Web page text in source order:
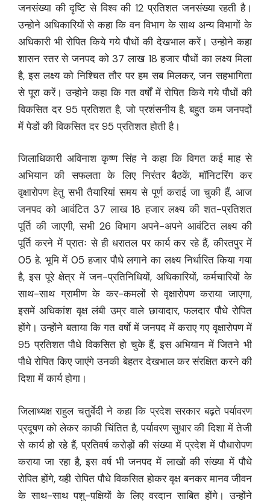
जनसंख्या की दृष्टि से विश्व की 12 प्रतिशत जनसंख्या रहती है।
उन्होने अधिकारियों से कहा कि वन विभाग के साथ अन्य विभागों के
अधिकारी भी रोपित किये गये पौधों की देखभाल करें। उन्होने कहा
शासन स्तर से जनपद को 37 लाख 18 हजार पौधों का लक्ष्य मिला
है, इस लक्ष्य को निश्चित तौर पर हम सब मिलकर, जन सहभागिता
से पूरा करें। उन्होने कहा कि गत वर्षों में रोपित किये गये पौधों की
विकसित दर 95 प्रतिशत है, जो प्रशंसनीय है, बहुत कम जनपदों
में पेडों की विकसित दर 95 प्रतिशत होती है।
जिलाधिकारी अविनाश कृष्ण सिंह ने कहा कि विगत कई माह से
अभियान की सफलता के लिए निरंतर बैठकें, मॉनिटरिंग कर
वृक्षारोपण हेतु सभी तैयारियां समय से पूर्ण कराई जा चुकी हैं, आज
जनपद को आवंटित 37 लाख 18 हजार लक्ष्य की शत-प्रतिशत
पूर्ति की जाएगी, सभी 26 विभाग अपने-अपने आवंटित लक्ष्य की
पूर्ति करने में प्रातः से ही धरातल पर कार्य कर रहे हैं, कीरतपुर में
05 हे. भूमि में 05 हजार पौधे लगाने का लक्ष्य निर्धारित किया गया
है, इस पूरे क्षेत्र में जन-प्रतिनिधियों, अधिकारियों, कर्मचारियों के
साथ-साथ ग्रामीण के कर-कमलों से वृक्षारोपण कराया जाएगा,
इसमें अधिकांश वृक्ष लंबी उम्र वाले छायादार, फलदार पौधे रोपित
होंगे। उन्होंने बताया कि गत वर्षाे में जनपद में कराए गए वृक्षारोपण में
95 प्रतिशत पौधे विकसित हो चुके हैं, इस अभियान में जितने भी
पौधे रोपित किए जाएंगे उनकी बेहतर देखभाल कर संरक्षित करने की
दिशा में कार्य होगा।
जिलाध्यक्ष राहुल चतुर्वेदी ने कहा कि प्रदेश सरकार बढ़ते पर्यावरण
प्रदूषण को लेकर काफी चिंतित है, पर्यावरण सुधार की दिशा में तेजी
से कार्य हो रहे हैं, प्रतिवर्ष करोड़ों की संख्या में प्रदेश में पौधारोपण
कराया जा रहा है, इस वर्ष भी जनपद में लाखों की संख्या में पौधे
रोपित होंगे, यही रोपित पौधे विकसित होकर वृक्ष बनकर मानव जीवन
के साथ-साथ पशु-पक्षियों के लिए वरदान साबित होंगे। उन्होंने